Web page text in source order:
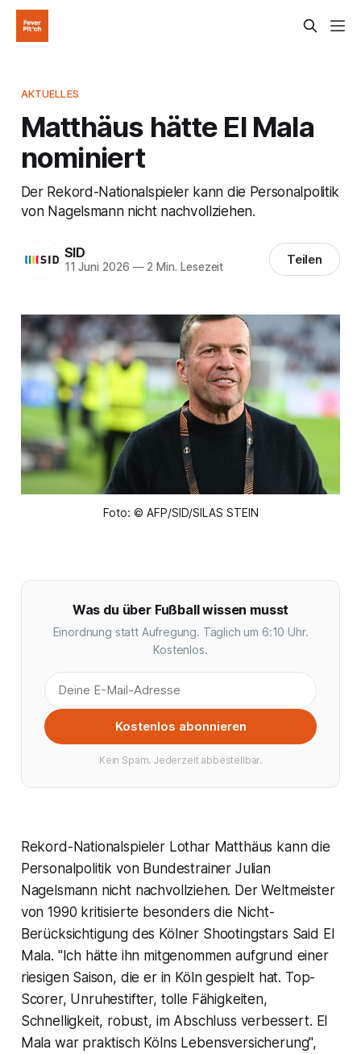
AKTUELLES
Matthäus hätte El Mala
nominiert
Der Rekord-Nationalspieler kann die Personalpolitik
von Nagelsmann nicht nachvollziehen.
SID
11 Juni 2026 —2 Min. Lesezeit Teilen
Foto: © AFP/SID/SILAS STEIN
Was du über Fußball wissen musst
Einordnung statt Aufregung. Täglich um 6:10 Uhr.
Kostenlos.
Kostenlos abonnieren
Kein Spam. Jederzeit abbestellbar.
Rekord-Nationalspieler Lothar Matthäus kann die
Personalpolitik von Bundestrainer Julian
Nagelsmann nicht nachvollziehen. Der Weltmeister
von 1990 kritisierte besonders die Nicht-
Berücksichtigung des Kölner Shootingstars Said El
Mala. "Ich hätte ihn mitgenommen aufgrund einer
riesigen Saison, die er in Köln gespielt hat. Top-
Scorer, Unruhestifter, tolle Fähigkeiten,
Schnelligkeit, robust, im Abschluss verbessert. El
Mala war praktisch Kölns Lebensversicherung",